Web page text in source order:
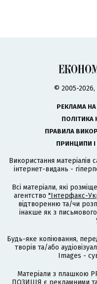
© 2005-
РЕКЛАМА НА
ПОЛІТИКА
ПРАВИЛА
ПРИНЦИПИ
Використання матеріалів
інтернет-видань -
Всі матеріали, які
агентство "Інтерфакс-
відтворенню та/чи
інакше як з
Будь-яке копіювання,
творів та/або
Images -
Матеріали з плашкою